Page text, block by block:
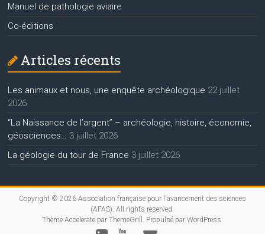
Manuel de pathologie aviaire
Co-éditions
Articles récents
Les animaux et nous, une enquête archéologique 22 juillet
2026
“La Naissance de l’argent” – archéologie, histoire, économie,
géosciences…
3 juillet 2026
La géologie du tour de France 3 juillet 2026
Copyright © 2026 Association française pour l'avancement des sciences
(AFAS) . All rights reserved.
Thème Acceleratepar ThemeGrill. Propulsé par WordPress